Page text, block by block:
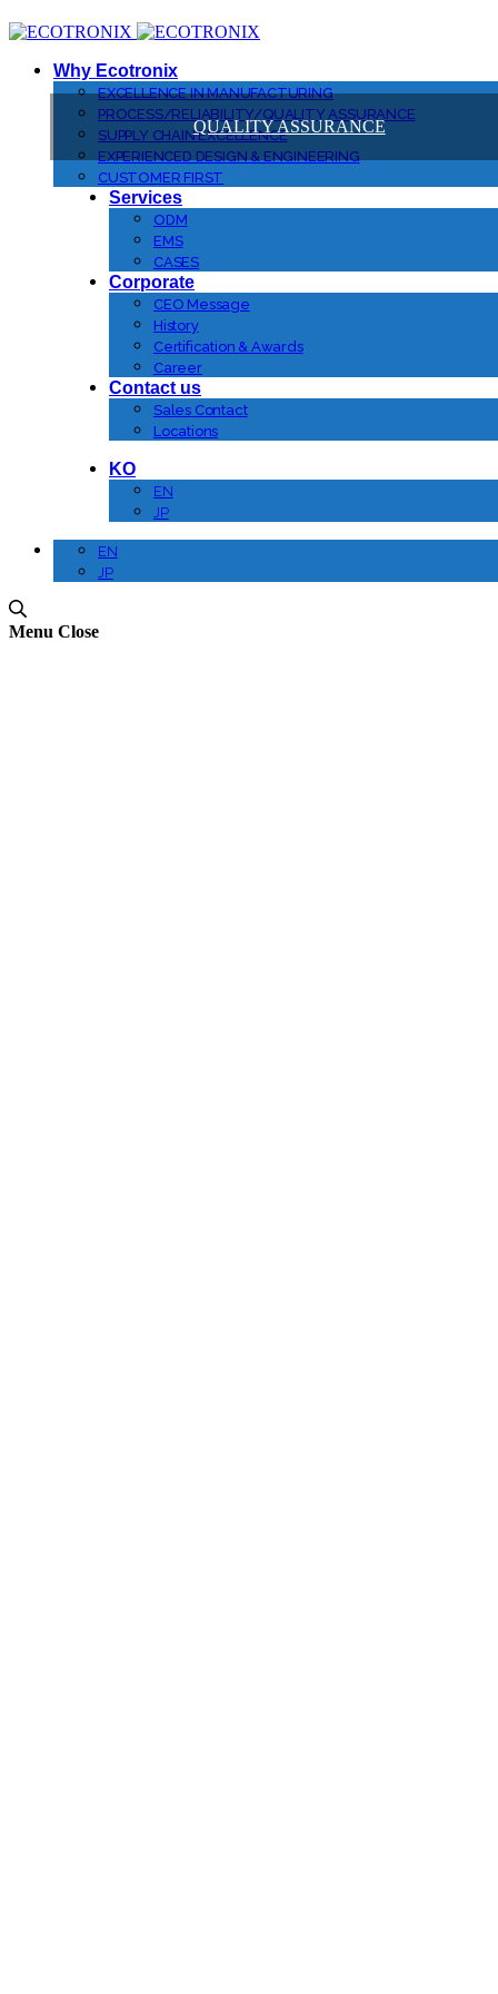
Why Ecotronix
EXCELLENCE IN MANUFACTURING
PROCESS/RELIABILITY/QUALITY ASSURANCE
SUPPLY CHAIN EXCELLENCE
EXPERIENCED DESIGN & ENGINEERING
CUSTOMER FIRST
Services
ODM
EMS
CASES
Corporate
CEO Message
History
Certification & Awards
Career
Contact us
Sales Contact
Locations
KO
EN
JP
EN
JP
Menu Close
QUALITY ASSURANCE